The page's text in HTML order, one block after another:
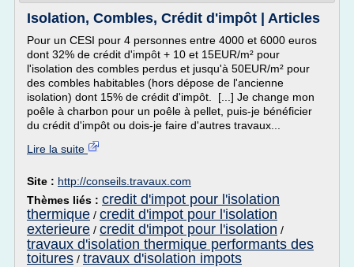
Isolation, Combles, Crédit d'impôt | Articles
Pour un CESI pour 4 personnes entre 4000 et 6000 euros
dont 32% de crédit d'impôt + 10 et 15EUR/m² pour
l'isolation des combles perdus et jusqu'à 50EUR/m² pour
des combles habitables (hors dépose de l'ancienne
isolation) dont 15% de crédit d'impôt. [...] Je change mon
poêle à charbon pour un poêle à pellet, puis-je bénéficier
du crédit d'impôt ou dois-je faire d'autres travaux...
Lire la suite
Site : http://conseils.travaux.com
Thèmes liés : credit d'impot pour l'isolation
thermique / credit d'impot pour l'isolation
exterieure / credit d'impot pour l'isolation /
travaux d'isolation thermique performants des
toitures / travaux d'isolation impots